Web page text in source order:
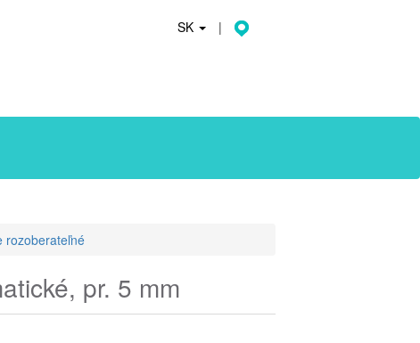
SK |
rozoberateľné
pr. 5 mm